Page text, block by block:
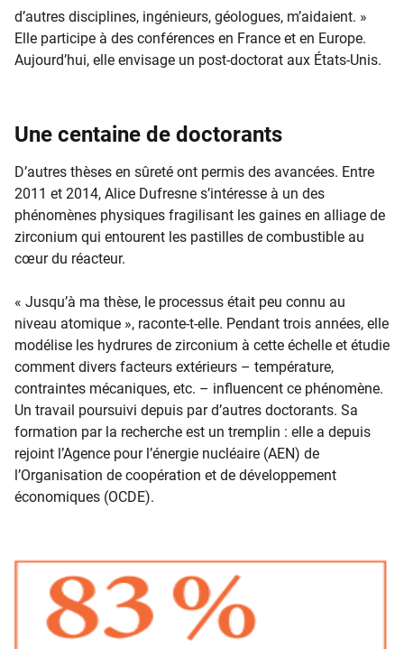
d’autres disciplines, ingénieurs, géologues, m’aidaient. »
Elle participe à des conférences en France et en Europe.
Aujourd’hui, elle envisage un post-doctorat aux États-Unis.
Une centaine de doctorants
D’autres thèses en sûreté ont permis des avancées. Entre
2011 et 2014, Alice Dufresne s’intéresse à un des
phénomènes physiques fragilisant les gaines en alliage de
zirconium qui entourent les pastilles de combustible au
cœur du réacteur.
« Jusqu’à ma thèse, le processus était peu connu au
niveau atomique », raconte-t-elle. Pendant trois années, elle
modélise les hydrures de zirconium à cette échelle et étudie
comment divers facteurs extérieurs – température,
contraintes mécaniques, etc. – influencent ce phénomène.
Un travail poursuivi depuis par d’autres doctorants. Sa
formation par la recherche est un tremplin : elle a depuis
rejoint l’Agence pour l’énergie nucléaire (AEN) de
l’Organisation de coopération et de développement
économiques (OCDE).